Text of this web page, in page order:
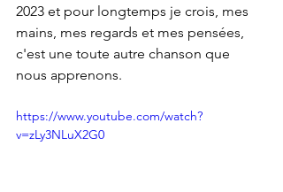
2023 et pour longtemps je crois, mes
mains, mes regards et mes pensées,
c'est une toute autre chanson que
nous apprenons.
https://www.youtube.com/watch?
v=zLy3NLuX2G0